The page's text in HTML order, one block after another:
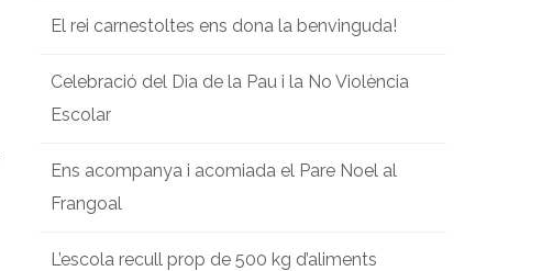
El rei carnestoltes ens dona la benvinguda!
Celebració del Dia de la Pau i la No Violència
Escolar
Ens acompanya i acomiada el Pare Noel al
Frangoal
L’escola recull prop de 500 kg d’aliments